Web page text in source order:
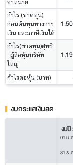
จำหน่าย
กำไร (ขาดทุน)
ก่อนต้นทุนทางการ
เงิน และภาษีเงินได้
กำไร(ขาดทุน)สุทธิ
: ผู้ถือหุ้นบริษัท
ใหญ่
กำไรต่อหุ้น (บาท)
งบกระแสเงินสด
งบ
01 ม.
31 ธ.